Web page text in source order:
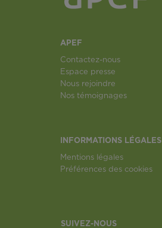
APEF
Contactez-nous
Espace presse
Nous rejoindre
Nos témoignages
INFORMATIONS LÉGALES
Mentions légales
Préférences des cookies
SUIVEZ-NOUS